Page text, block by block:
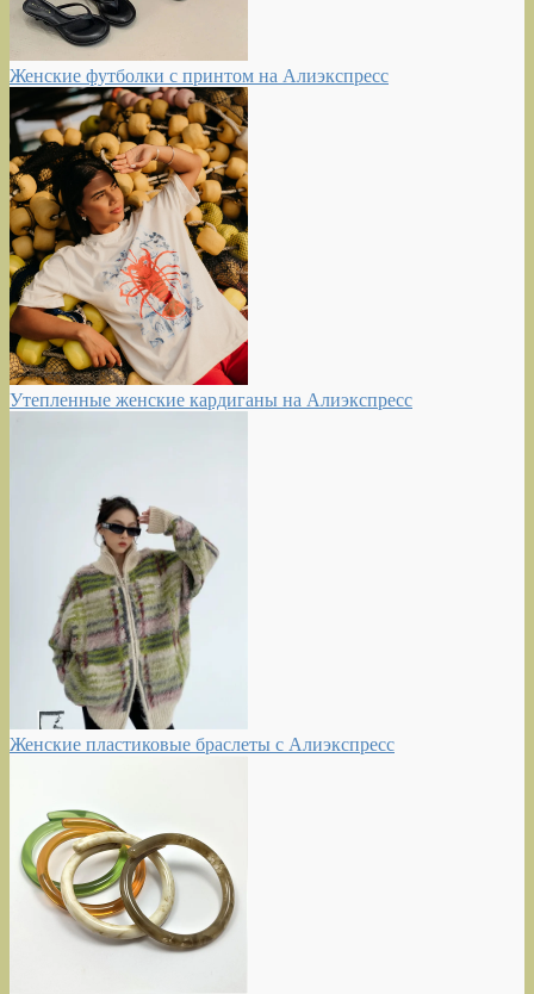
Женские футболки с принтом на Алиэкспресс
Утепленные женские кардиганы на Алиэкспресс
Женские пластиковые браслеты с Алиэкспресс